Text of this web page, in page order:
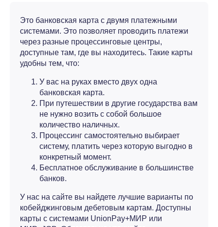
Это банковская карта с двумя платежными
системами. Это позволяет проводить платежи
через разные процессинговые центры,
доступные там, где вы находитесь. Такие карты
удобны тем, что:
У вас на руках вместо двух одна
банковская карта.
При путешествии в другие государства вам
не нужно возить с собой большое
количество наличных.
Процессинг самостоятельно выбирает
систему, платить через которую выгодно в
конкретный момент.
Бесплатное обслуживание в большинстве
банков.
У нас на сайте вы найдете лучшие варианты по
кобейджинговым дебетовым картам. Доступны
карты с системами UnionPay+МИР или